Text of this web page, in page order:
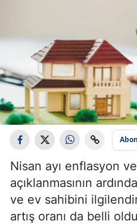
Nisan ayı enflasyon
açıklanmasının
ve ev sahibini
artış oranı da belli